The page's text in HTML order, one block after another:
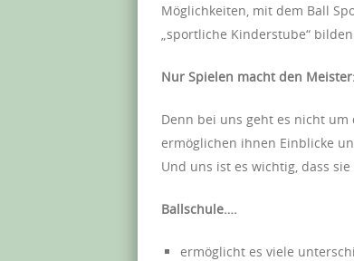
Möglichkeiten, mit dem Ball
„sportliche Kinderstube“
Nur Spielen macht den Meister:
Denn bei uns geht es nicht
ermöglichen ihnen Einblicke
Und uns ist es wichtig, dass sie
Ballschule….
ermöglicht es viele